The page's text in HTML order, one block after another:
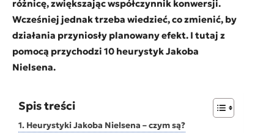
różnicę, zwiększając współczynnik konwersji.
Wcześniej jednak trzeba wiedzieć, co zmienić, by
działania przyniosły planowany efekt. I tutaj z
pomocą przychodzi 10 heurystyk Jakoba
Nielsena.
Spis treści
Heurystyki Jakoba Nielsena – czym są?